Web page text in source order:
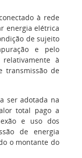
à rede
energia elétrica
de sujeito
e pelo
à
transmissão de
ser adotada na
total pago a
e uso dos
de energia
o montante do